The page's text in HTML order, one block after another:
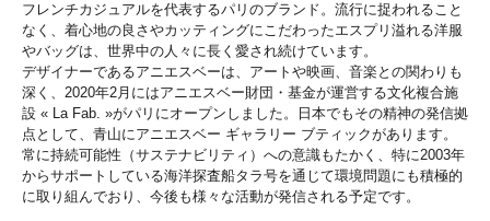
JP
フレンチカジュアルを代表するパリのブランド。流行に捉われること
なく、着心地の良さやカッティングにこだわったエスプリ溢れる洋服
やバッグは、世界中の人々に長く愛され続けています。
デザイナーであるアニエスベーは、アートや映画、音楽との関わりも
深く、2020年2月にはアニエスベー財団・基金が運営する文化複合施
設 « La Fab. »がパリにオープンしました。日本でもその精神の発信拠
点として、青山にアニエスベー ギャラリー ブティックがあります。
常に持続可能性（サステナビリティ）への意識もたかく、特に2003年
からサポートしている海洋探査船タラ号を通じて環境問題にも積極的
に取り組んでおり、今後も様々な活動が発信される予定です。